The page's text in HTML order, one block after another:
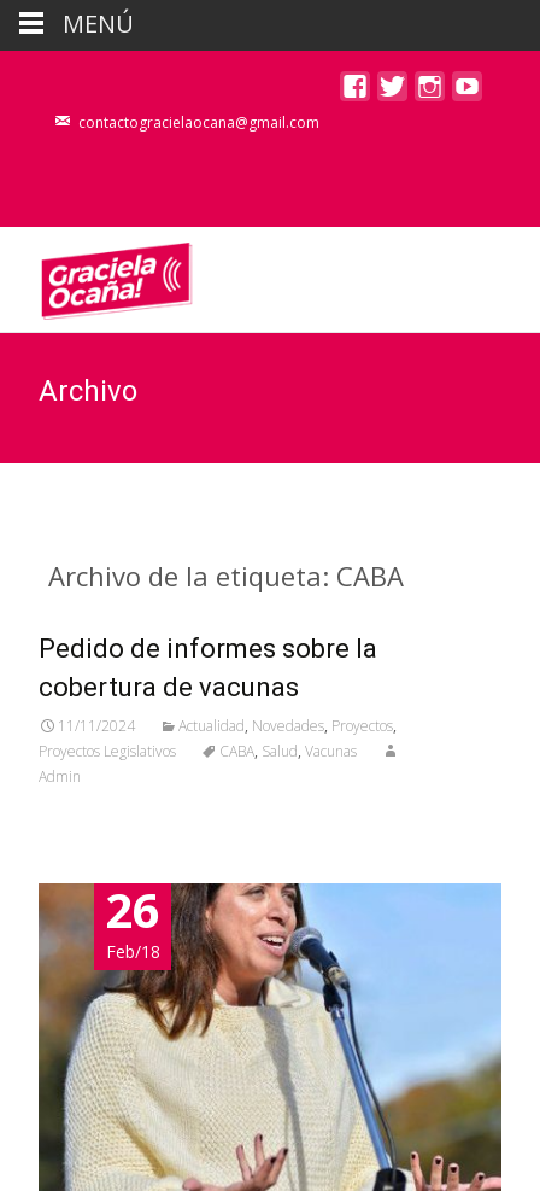
contactogracielaocana@gmail.com
Archivo
Archivo de la etiqueta: CABA
Pedido de informes sobre la
cobertura de vacunas
11/11/2024 Actualidad, Novedades, Proyectos,
Proyectos Legislativos
CABA, Salud, Vacunas
Admin
26
Feb/18
MENÚ